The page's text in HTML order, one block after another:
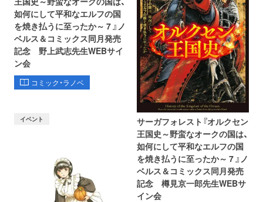
如何にして平和なエルフの国
を焼き払うに至ったか～ 7 』ノ
ベルス＆コミックス同月発売
記念 野上武志先生WEBサイ
ン会
コミック・ラノベ
サーガフォレスト『オルクセン
王国史～野蛮なオークの国は、
如何にして平和なエルフの国
を焼き払うに至ったか～ 7 』ノ
ベルス＆コミックス同月発売
記念 樽見京一郎先生WEBサ
イン会
イベント